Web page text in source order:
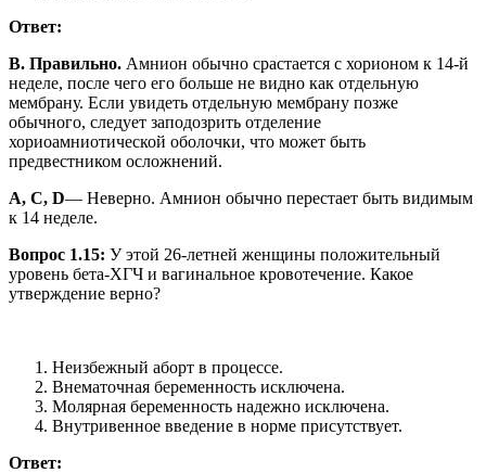
Ответ:
B. Правильно. Амнион обычно срастается с хорионом к 14-й
неделе, после чего его больше не видно как отдельную
мембрану. Если увидеть отдельную мембрану позже
обычного, следует заподозрить отделение
хориоамниотической оболочки, что может быть
предвестником осложнений.
A, C, D— Неверно. Амнион обычно перестает быть видимым
к 14 неделе.
Вопрос 1.15: У этой 26-летней женщины положительный
уровень бета-ХГЧ и вагинальное кровотечение. Какое
утверждение верно?
Неизбежный аборт в процессе.
Внематочная беременность исключена.
Молярная беременность надежно исключена.
Внутривенное введение в норме присутствует.
Ответ: